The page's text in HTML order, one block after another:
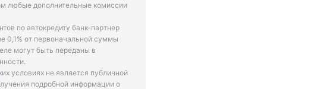
любые дополнительные комиссии
по автокредиту банк-партнер
0,1% от первоначальной суммы
могут быть переданы в
условиях не является публичной
подробной информации о